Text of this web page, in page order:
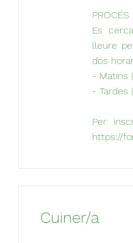
PROCÉS
Es
lleure
dos
- Matins
- Tardes
Per
https://
Cuiner/a